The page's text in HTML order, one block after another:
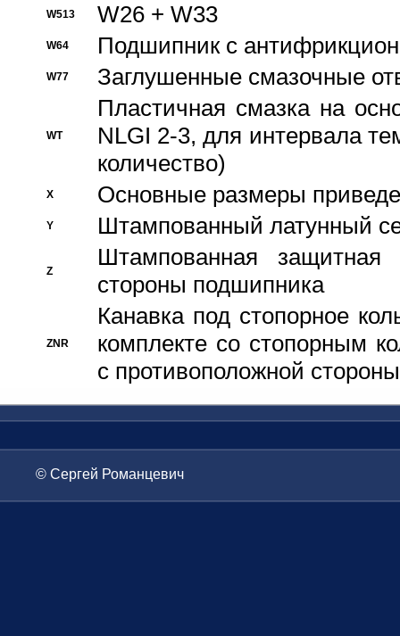
W513 W26 + W33
W64 Подшипник с
W77 Заглушенные смазочные
WT
Пластичная смазка на
NLGI 2-3, для интервала
количество)
X Основные размеры
Y Штампованный латунный
Z
Штампованная
стороны подшипника
ZNR
Канавка под стопорное
комплекте со стопорным
с противоположной стороны
© Сергей Романцевич